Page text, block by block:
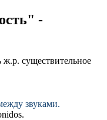
-
ж.р. существительное
звуками.